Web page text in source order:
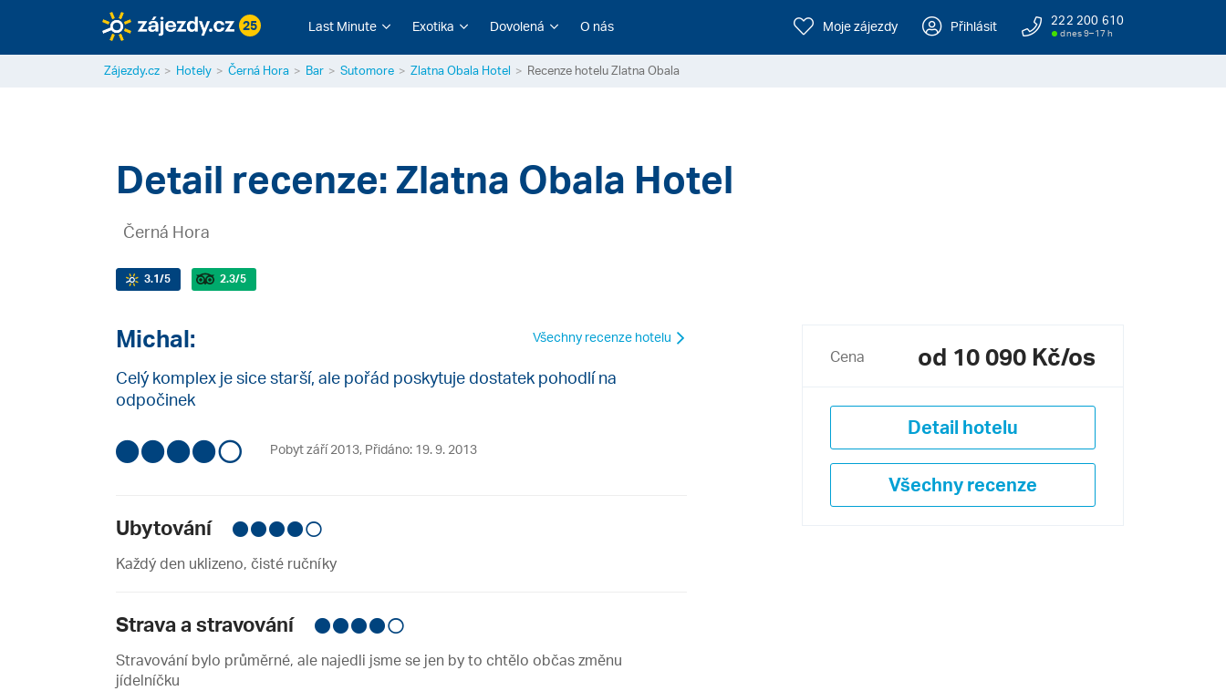
25 Last Minute Exotika Dovolená O nás Moje zájezdy Přihlásit 222 200 610
dnes 9–17 h
Zájezdy.cz Hotely Černá Hora Bar Sutomore Zlatna Obala Hotel Recenze hotelu Zlatna Obala
Detail recenze: Zlatna Obala Hotel
Černá Hora
3.1/5 2.3/5
Cena od 10 090 Kč/os
Detail hotelu
Všechny recenze
Všechny recenze hotelu
Michal:
Celý komplex je sice starší, ale pořád poskytuje dostatek pohodlí na
odpočinek
Pobyt září 2013, Přidáno: 19. 9. 2013
Ubytování
Každý den uklizeno, čisté ručníky
Strava a stravování
Stravování bylo průměrné, ale najedli jsme se jen by to chtělo občas změnu
jídelníčku